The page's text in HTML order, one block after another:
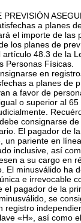
PREVISIÓN
a planes
el importe de las
los planes de
artículo 48.3 de la
Personas Físicas.
en
a planes de
a favor de
o superior al
consignarse
El pagador de
un pariente en
inclusive, así
a su cargo en
El minusválido ha
e irrevocable
el pagador de la
se
registro
«H», así como